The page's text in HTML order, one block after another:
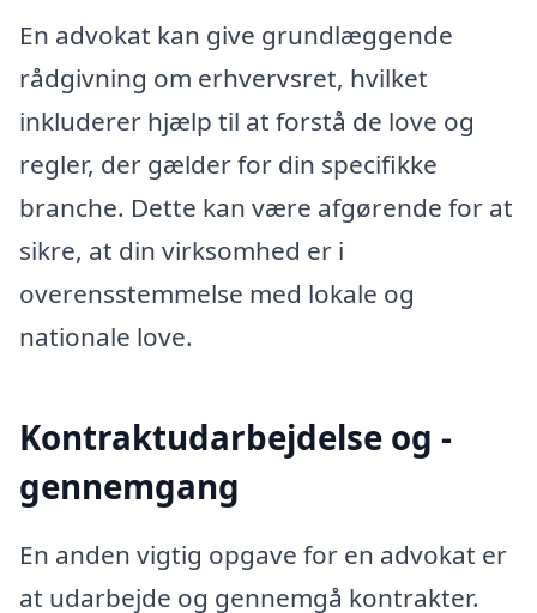
En advokat kan give grundlæggende
rådgivning om erhvervsret, hvilket
inkluderer hjælp til at forstå de love og
regler, der gælder for din specifikke
branche. Dette kan være afgørende for at
sikre, at din virksomhed er i
overensstemmelse med lokale og
nationale love.
Kontraktudarbejdelse og -
gennemgang
En anden vigtig opgave for en advokat er
at udarbejde og gennemgå kontrakter.